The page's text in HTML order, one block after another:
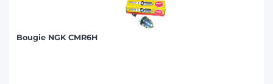
Bougie NGK CMR6H